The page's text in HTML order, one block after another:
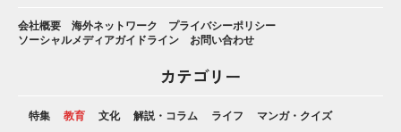
会社概要 海外ネットワーク
プライバシーポリシー
ソーシャルメディアガイドライン
お問い合わせ
カテゴリー
特集 教育 文化 解説・コラム ライフ マンガ・クイズ